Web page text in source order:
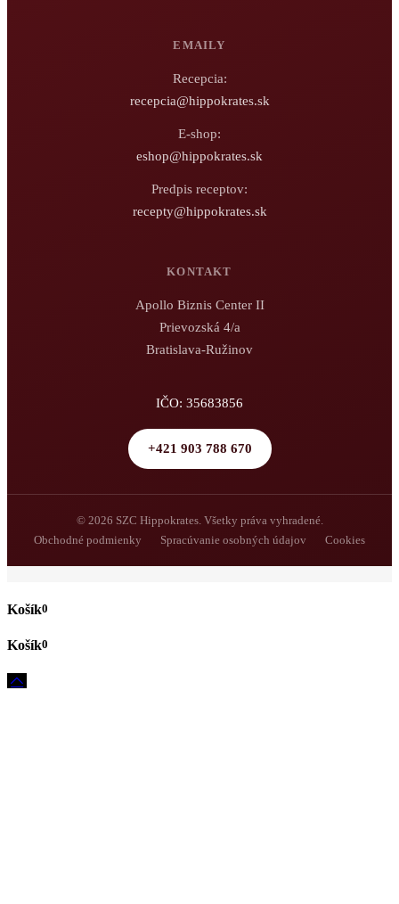
EMAILY
Recepcia:
recepcia@hippokrates.sk
E-shop:
eshop@hippokrates.sk
Predpis receptov:
recepty@hippokrates.sk
KONTAKT
Apollo Biznis Center II
Prievozská 4/a
Bratislava-Ružinov
IČO: 35683856
+421 903 788 670
© 2026 SZC Hippokrates. Všetky práva vyhradené.
Obchodné podmienky
Spracúvanie osobných údajov Cookies
0
0